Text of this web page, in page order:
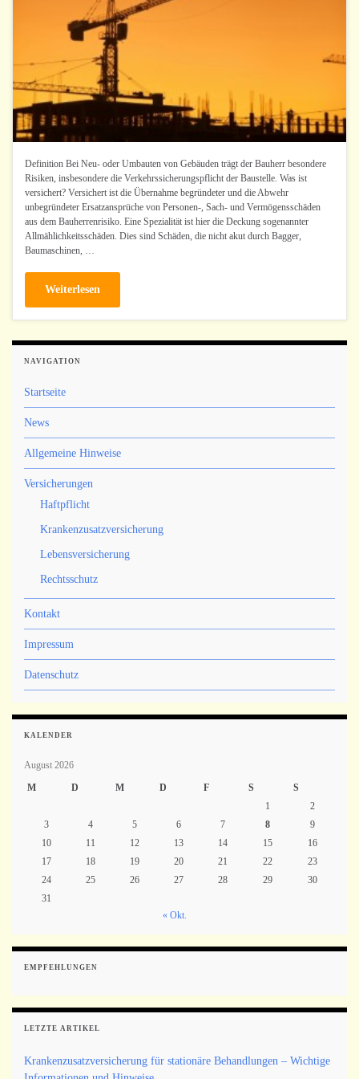
Definition Bei Neu- oder Umbauten von Gebäuden trägt der Bauherr besondere
Risiken, insbesondere die Verkehrssicherungspflicht der Baustelle. Was ist
versichert? Versichert ist die Übernahme begründeter und die Abwehr
unbegründeter Ersatzansprüche von Personen-, Sach- und Vermögensschäden
aus dem Bauherrenrisiko. Eine Spezialität ist hier die Deckung sogenannter
Allmählichkeitsschäden. Dies sind Schäden, die nicht akut durch Bagger,
Baumaschinen, …
Weiterlesen
NAVIGATION
Startseite
News
Allgemeine Hinweise
Versicherungen
Haftpflicht
Krankenzusatzversicherung
Lebensversicherung
Rechtsschutz
Kontakt
Impressum
Datenschutz
KALENDER
August 2026
M
D M D F S
S
1
2
3
4 5 6 7 8
9
10
11 12 13 14 15
16
17
18 19 20 21 22
23
24
25 26 27 28 29
30
31
« Okt.
EMPFEHLUNGEN
LETZTE ARTIKEL
Krankenzusatzversicherung für stationäre Behandlungen – Wichtige